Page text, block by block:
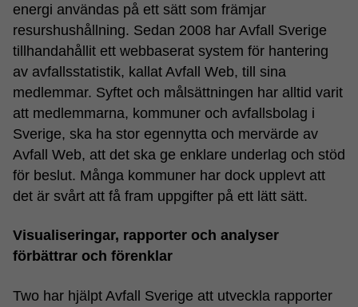
energi användas på ett sätt som främjar
resurshushållning. Sedan 2008 har Avfall Sverige
tillhandahållit ett webbaserat system för hantering
av avfallsstatistik, kallat Avfall Web, till sina
medlemmar. Syftet och målsättningen har alltid varit
att medlemmarna, kommuner och avfallsbolag i
Sverige, ska ha stor egennytta och mervärde av
Avfall Web, att det ska ge enklare underlag och stöd
för beslut. Många kommuner har dock upplevt att
det är svårt att få fram uppgifter på ett lätt sätt.
Visualiseringar, rapporter och analyser
förbättrar och förenklar
Two har hjälpt Avfall Sverige att utveckla rapporter